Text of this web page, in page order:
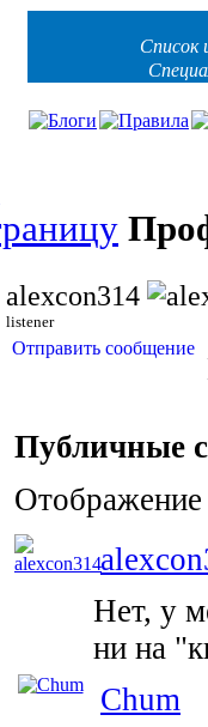
Список
alexcon314
listener
Отправить сообщение
Публичные
Нет, у
ни на
Chum